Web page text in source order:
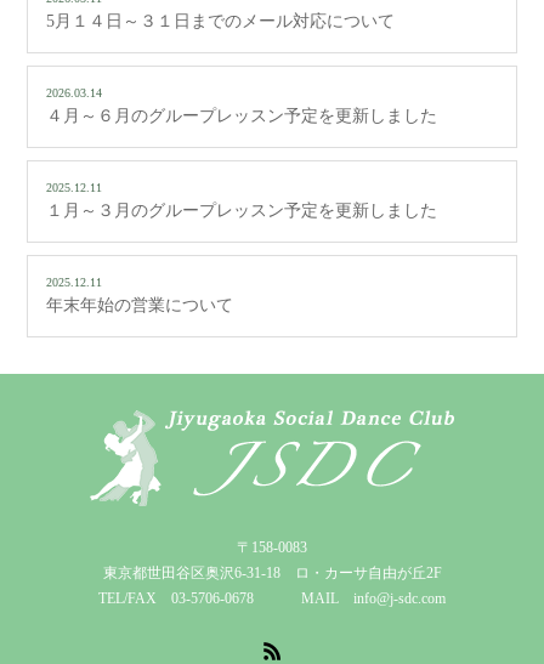
5月１４日～３１日までのメール対応について
2026.03.14
４月～６月のグループレッスン予定を更新しました
2025.12.11
１月～３月のグループレッスン予定を更新しました
2025.12.11
年末年始の営業について
〒158-0083
東京都世田谷区奥沢6-31-18 ロ・カーサ自由が丘2F
TEL/FAX 03-5706-0678 MAIL info@j-sdc.com